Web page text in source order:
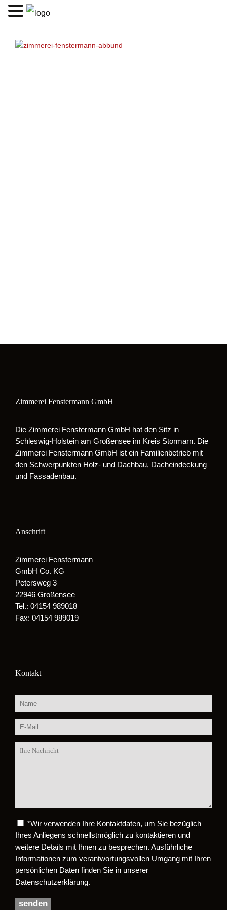
Zimmerei Fenstermann GmbH
Die Zimmerei Fenstermann GmbH hat den Sitz in
Schleswig-Holstein am Großensee im Kreis Stormarn. Die
Zimmerei Fenstermann GmbH ist ein Familienbetrieb mit
den Schwerpunkten Holz- und Dachbau, Dacheindeckung
und Fassadenbau.
Anschrift
Zimmerei Fenstermann
GmbH Co. KG
Petersweg 3
22946 Großensee
Tel.: 04154 989018
Fax: 04154 989019
Kontakt
Bitte lasse dieses Feld leer.
*Wir verwenden Ihre Kontaktdaten, um Sie bezüglich
Ihres Anliegens schnellstmöglich zu kontaktieren und
weitere Details mit Ihnen zu besprechen. Ausführliche
Informationen zum verantwortungsvollen Umgang mit Ihren
persönlichen Daten finden Sie in unserer
Datenschutzerklärung.